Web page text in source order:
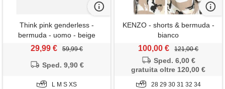
Think pink genderless -
bermuda - uomo - beige
29,99 € 59,99 €
Sped. 9,90 €
L M S XS
KENZO - shorts & bermuda -
bianco
100,00 € 121,00 €
Sped. 6,00 €
gratuita oltre 120,00 €
28 29 30 31 32 34